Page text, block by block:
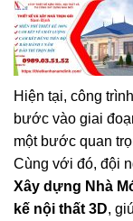
Hiện tại, công
bước vào giai
một bước quan
Cùng với đó, đội
Xây dựng Nhà
kế nội thất 3D,